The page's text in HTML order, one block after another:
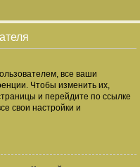
все ваши
Чтобы изменить их,
и перейдите по ссылке
свои настройки и